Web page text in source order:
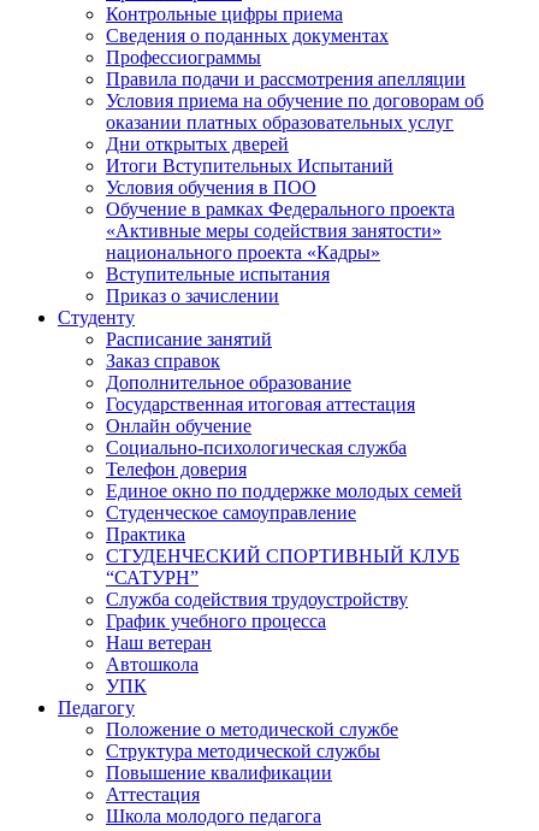
Контрольные цифры приема
Сведения о поданных документах
Профессиограммы
Правила подачи и рассмотрения апелляции
Условия приема на обучение по договорам об
оказании платных образовательных услуг
Дни открытых дверей
Итоги Вступительных Испытаний
Условия обучения в ПОО
Обучение в рамках Федерального проекта
«Активные меры содействия занятости»
национального проекта «Кадры»
Вступительные испытания
Приказ о зачислении
Студенту
Расписание занятий
Заказ справок
Дополнительное образование
Государственная итоговая аттестация
Онлайн обучение
Социально-психологическая служба
Телефон доверия
Единое окно по поддержке молодых семей
Студенческое самоуправление
Практика
СТУДЕНЧЕСКИЙ СПОРТИВНЫЙ КЛУБ
“САТУРН”
Служба содействия трудоустройству
График учебного процесса
Наш ветеран
Автошкола
УПК
Педагогу
Положение о методической службе
Структура методической службы
Повышение квалификации
Аттестация
Школа молодого педагога